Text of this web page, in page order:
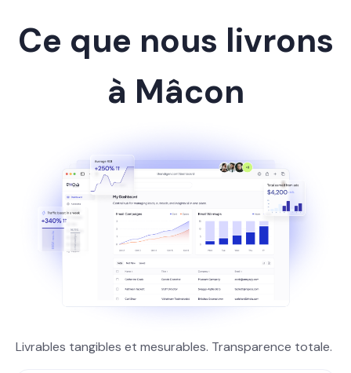
Ce que nous livrons
à Mâcon
Livrables tangibles et mesurables. Transparence totale.